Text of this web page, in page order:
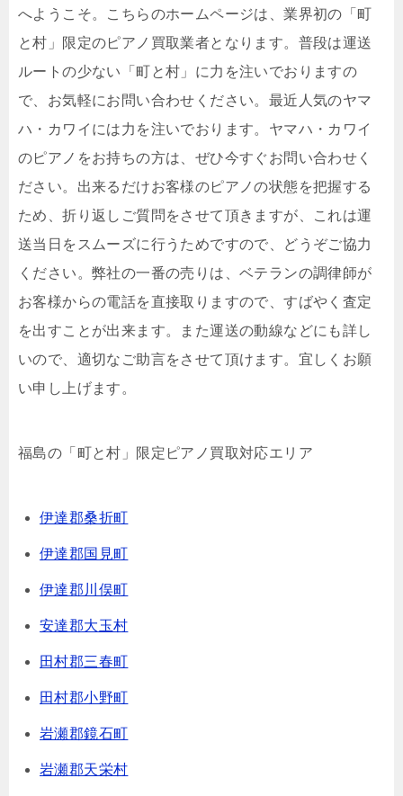
へようこそ。こちらのホームページは、業界初の「町
と村」限定のピアノ買取業者となります。普段は運送
ルートの少ない「町と村」に力を注いでおりますの
で、お気軽にお問い合わせください。最近人気のヤマ
ハ・カワイには力を注いでおります。ヤマハ・カワイ
のピアノをお持ちの方は、ぜひ今すぐお問い合わせく
ださい。出来るだけお客様のピアノの状態を把握する
ため、折り返しご質問をさせて頂きますが、これは運
送当日をスムーズに行うためですので、どうぞご協力
ください。弊社の一番の売りは、ベテランの調律師が
お客様からの電話を直接取りますので、すばやく査定
を出すことが出来ます。また運送の動線などにも詳し
いので、適切なご助言をさせて頂けます。宜しくお願
い申し上げます。
福島の「町と村」限定ピアノ買取対応エリア
伊達郡桑折町
伊達郡国見町
伊達郡川俣町
安達郡大玉村
田村郡三春町
田村郡小野町
岩瀬郡鏡石町
岩瀬郡天栄村